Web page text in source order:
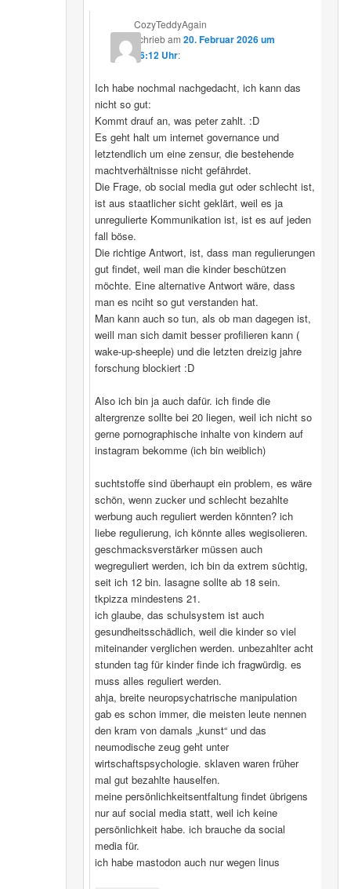
CozyTeddyAgain
schriebam20. Februar 2026 um
16:12 Uhr:
Ich habe nochmal nachgedacht, ich kann das
nicht so gut:
Kommt drauf an, was peter zahlt. :D
Es geht halt um internet governance und
letztendlich um eine zensur, die bestehende
machtverhältnisse nicht gefährdet.
Die Frage, ob social media gut oder schlecht ist,
ist aus staatlicher sicht geklärt, weil es ja
unregulierte Kommunikation ist, ist es auf jeden
fall böse.
Die richtige Antwort, ist, dass man regulierungen
gut findet, weil man die kinder beschützen
möchte. Eine alternative Antwort wäre, dass
man es nciht so gut verstanden hat.
Man kann auch so tun, als ob man dagegen ist,
weill man sich damit besser profilieren kann (
wake-up-sheeple) und die letzten dreizig jahre
forschung blockiert :D
Also ich bin ja auch dafür. ich finde die
altergrenze sollte bei 20 liegen, weil ich nicht so
gerne pornographische inhalte von kindern auf
instagram bekomme (ich bin weiblich)
suchtstoffe sind überhaupt ein problem, es wäre
schön, wenn zucker und schlecht bezahlte
werbung auch reguliert werden könnten? ich
liebe regulierung, ich könnte alles wegisolieren.
geschmacksverstärker müssen auch
wegreguliert werden, ich bin da extrem süchtig,
seit ich 12 bin. lasagne sollte ab 18 sein.
tkpizza mindestens 21.
ich glaube, das schulsystem ist auch
gesundheitsschädlich, weil die kinder so viel
miteinander verglichen werden. unbezahlter acht
stunden tag für kinder finde ich fragwürdig. es
muss alles reguliert werden.
ahja, breite neuropsychatrische manipulation
gab es schon immer, die meisten leute nennen
den kram von damals „kunst“ und das
neumodische zeug geht unter
wirtschaftspsychologie. sklaven waren früher
mal gut bezahlte hauselfen.
meine persönlichkeitsentfaltung findet übrigens
nur auf social media statt, weil ich keine
persönlichkeit habe. ich brauche da social
media für.
ich habe mastodon auch nur wegen linus